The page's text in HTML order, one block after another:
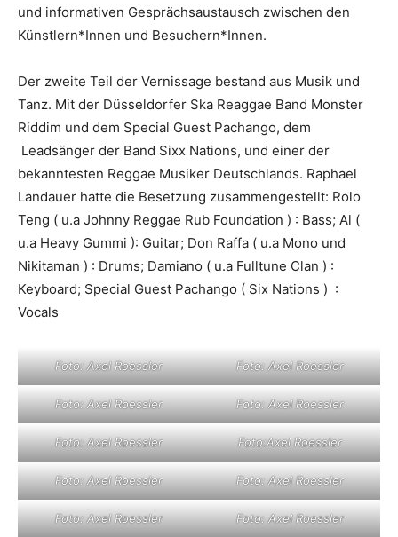
und informativen Gesprächsaustausch zwischen den
Künstlern*Innen und Besuchern*Innen.
Der zweite Teil der Vernissage bestand aus Musik und
Tanz. Mit der Düsseldorfer Ska Reaggae Band Monster
Riddim und dem Special Guest Pachango, dem
Leadsänger der Band Sixx Nations, und einer der
bekanntesten Reggae Musiker Deutschlands. Raphael
Landauer hatte die Besetzung zusammengestellt: Rolo
Teng ( u.a Johnny Reggae Rub Foundation ) : Bass; Al (
u.a Heavy Gummi ): Guitar; Don Raffa ( u.a Mono und
Nikitaman ) : Drums; Damiano ( u.a Fulltune Clan ) :
Keyboard; Special Guest Pachango ( Six Nations ) :
Vocals
Foto: Axel Roessler Foto: Axel Roessler
Foto: Axel Roessler Foto: Axel Roessler
Foto: Axel Roessler Foto:Axel Roessler
Foto: Axel Roessler Foto: Axel Roessler
Foto: Axel Roessler Foto: Axel Roessler